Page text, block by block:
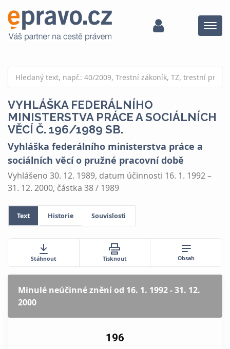
Menu
VYHLÁŠKA FEDERÁLNÍHO
MINISTERSTVA PRÁCE A SOCIÁLNÍCH
VĚCÍ Č. 196/1989 SB.
Vyhláška federálního ministerstva práce a
sociálních věcí o pružné pracovní době
Vyhlášeno 30. 12. 1989, datum účinnosti 16. 1. 1992 –
31. 12. 2000, částka 38 / 1989
Text Historie Souvislosti
Stáhnout Tisknout Obsah
Minulé neúčinné zněníod 16. 1. 1992 - 31. 12.
2000
196